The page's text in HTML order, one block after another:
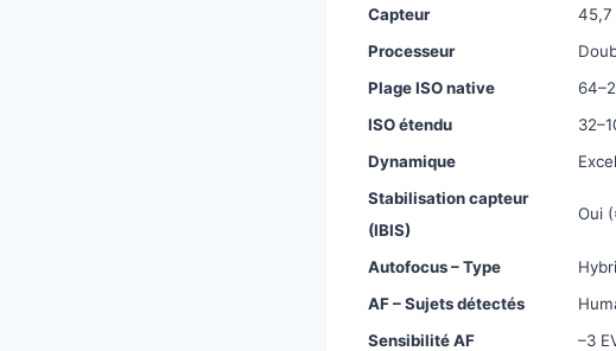
Capteur
45,7
Processeur
Plage ISO native
ISO étendu
Dynamique
Stabilisation capteur
(IBIS)
Oui
Autofocus – Type
AF – Sujets détectés
Sensibilité AF
–3